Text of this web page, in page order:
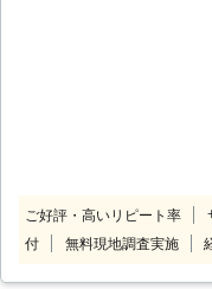
ご好評・高いリピート率
付
無料現地調査実施